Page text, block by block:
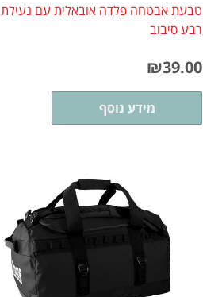
טבעת אבטחה פלדה אובאלית עם נעילת
רבע סיבוב
₪39.00
מידע נוסף